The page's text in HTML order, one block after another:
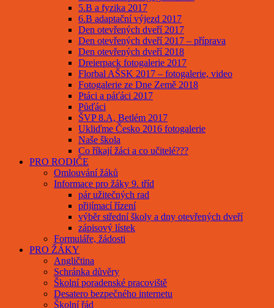
5.B a fyzika 2017
6.B adaptační výjezd 2017
Den otevřených dveří 2017
Den otevřených dveří 2017 – příprava
Den otevřených dveří 2018
Dreierpack fotogalerie 2017
Florbal AŠSK 2017 – fotogalerie, video
Fotogalerie ze Dne Země 2018
Ptáci a páťáci 2017
Půďáci
ŠVP 8.A, Betlém 2017
Ukliďme Česko 2016 fotogalerie
Naše škola
Co říkají žáci a co učitelé???
PRO RODIČE
Omlouvání žáků
Informace pro žáky 9. tříd
pár užitečných rad
přijímací řízení
výběr střední školy a dny otevřených dveří
zápisový lístek
Formuláře, žádosti
PRO ŽÁKY
Angličtina
Schránka důvěry
Školní poradenské pracoviště
Desatero bezpečného internetu
Školní řád